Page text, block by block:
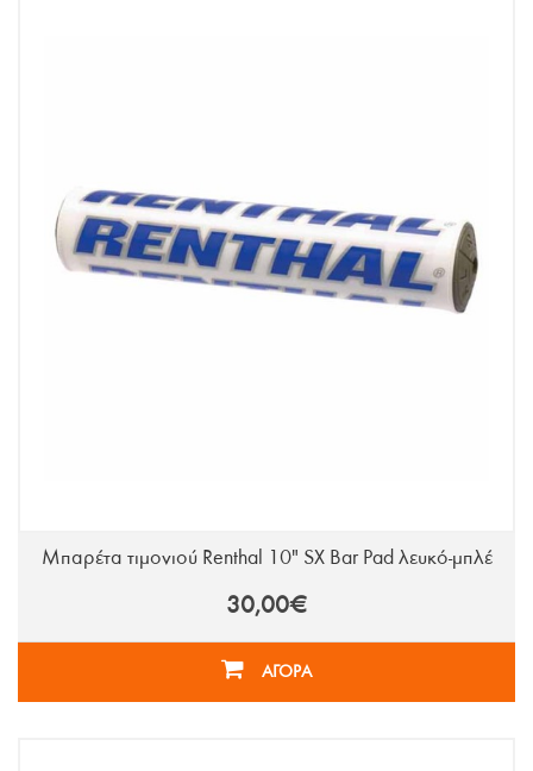
Μπαρέτα τιμονιού Renthal 10" SX Bar Pad λευκό-μπλέ
30,00€
ΑΓΟΡΑ